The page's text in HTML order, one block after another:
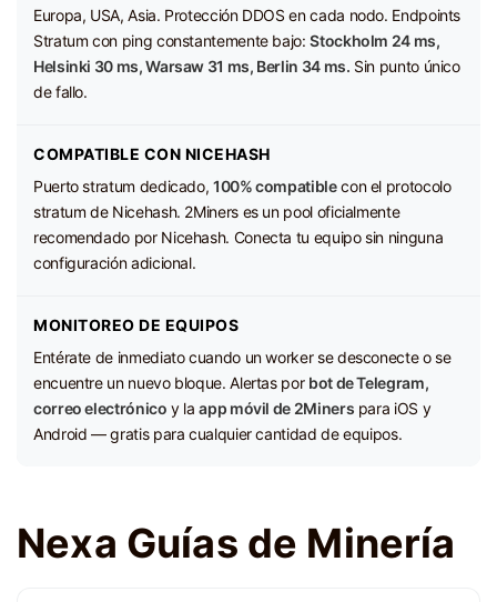
Europa, USA, Asia. Protección DDOS en cada nodo. Endpoints
Stratum con ping constantemente bajo:Stockholm 24 ms,
Helsinki 30 ms, Warsaw 31 ms, Berlin 34 ms. Sin punto único
de fallo.
COMPATIBLE CON NICEHASH
Puerto stratum dedicado, 100% compatiblecon el protocolo
stratum de Nicehash. 2Miners es un pool oficialmente
recomendado por Nicehash. Conecta tu equipo sin ninguna
configuración adicional.
MONITOREO DE EQUIPOS
Entérate de inmediato cuando un worker se desconecte o se
encuentre un nuevo bloque. Alertas por bot de Telegram,
correo electrónico y laapp móvil de 2Miners para iOS y
Android — gratis para cualquier cantidad de equipos.
Nexa Guías de Minería